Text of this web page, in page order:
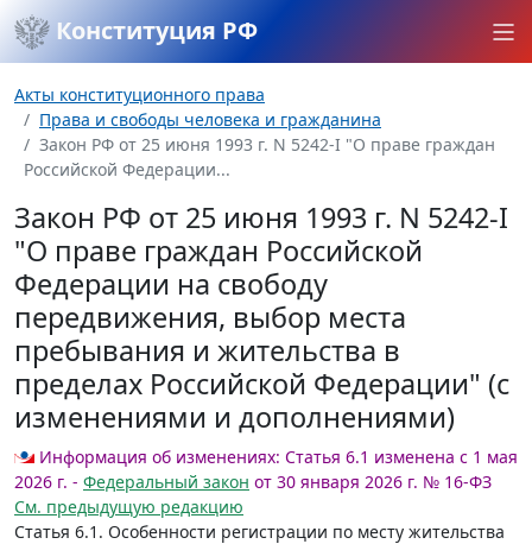
Конституция РФ
Акты конституционного права
Права и свободы человека и гражданина
Закон РФ от 25 июня 1993 г. N 5242-I "О праве граждан
Российской Федерации...
Закон РФ от 25 июня 1993 г. N 5242-I
"О праве граждан Российской
Федерации на свободу
передвижения, выбор места
пребывания и жительства в
пределах Российской Федерации" (с
изменениями и дополнениями)
Информация об изменениях: Статья 6.1 изменена с 1 мая
2026 г. - Федеральный закон от 30 января 2026 г. № 16-ФЗ
См. предыдущую редакцию
Статья 6.1. Особенности регистрации по месту жительства